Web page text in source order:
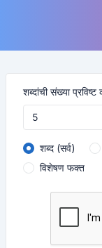
शब्दांची संख्या प्रविष्ट
शब्द (सर्व)
विशेषण फक्त